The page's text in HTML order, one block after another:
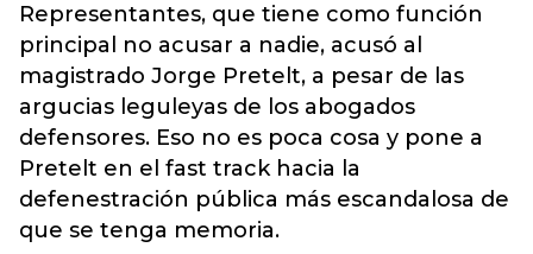
Representantes, que tiene como función
principal no acusar a nadie, acusó al
magistrado Jorge Pretelt, a pesar de las
argucias leguleyas de los abogados
defensores. Eso no es poca cosa y pone a
Pretelt en el fast track hacia la
defenestración pública más escandalosa de
que se tenga memoria.